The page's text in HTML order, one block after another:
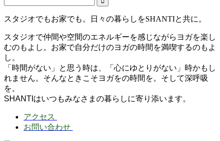
スタジオでもお家でも。日々の暮らしをSHANTIと共に。
スタジオで仲間や空間のエネルギーを感じながらヨガを楽し
むのもよし。お家で自分だけのヨガの時間を満喫するのもよ
し。
「時間がない」と思う時は、「心にゆとりがない」時かもし
れません。そんなときこそヨガをの時間を。そして深呼吸
を。
SHANTIはいつもみなさまの暮らしに寄り添います。
アクセス
お問い合わせ